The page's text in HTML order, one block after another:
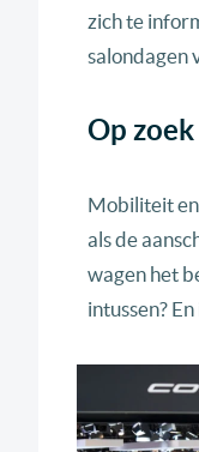
zich te
salondagen
Op
Mobiliteit
als de
wagen het
intussen?